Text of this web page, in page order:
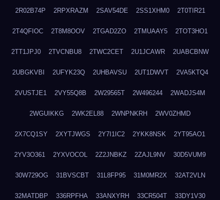
2R02B74P 2RPXRAZM 2SAV54DE 2SS1XHM0 2T0TIR21
2T4QFIOC 2T8M8OOV 2TGAD2ZO 2TMUAAY5 2TOT3HO1
2TT1JPJ0 2TVCNBU8 2TWC2CET 2U1JCAWR 2UABCBNW
2UBGKVBI 2UFYK23Q 2UHBAVSU 2UT1DWVT 2VA5KTQ4
2VUSTJE1 2VY55Q8B 2W29565T 2W496244 2WADJS4M
2WGUIKKG 2WK2EL88 2WNPNKRH 2WV0ZHMD
2X7CQ1SY 2XYTJWGS 2Y7I1IC2 2YKK8NSK 2YT95AO1
2YV3O361 2YXVOCOL 2Z2JNBKZ 2ZAJL9NV 30D5VUM9
30W729OG 31BVSCBT 31L8FP95 31M0MR2X 32AT2VLN
32MATDBP 336RPFHA 33ANXYRH 33CR504T 33DY1V30